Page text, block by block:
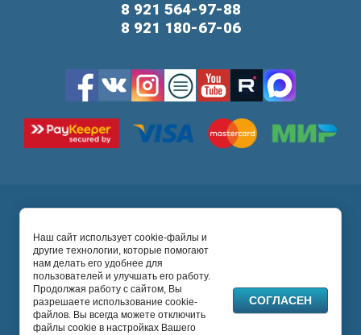
8 921 564-97-88
8 921 180-67-06
Ultrastom Company2026 © Абатменты, титановые
основания, трансферы, сканбоди, формирователи
десны, мультиюниты и другие протетические
компоненты.
Политика конфиденциальности
Наш сайт использует cookie-файлы и
другие технологии, которые помогают
нам делать его удобнее для
пользователей и улучшать его работу.
Продолжая работу с сайтом, Вы
разрешаете использование cookie-
файлов. Вы всегда можете отключить
файлы cookie в настройках Вашего
СОГЛАСЕН